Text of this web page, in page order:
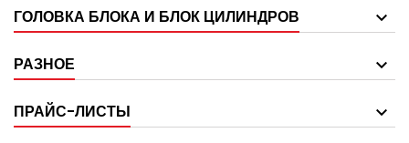
ГОЛОВКА БЛОКА И БЛОК ЦИЛИНДРОВ
РАЗНОЕ
ПРАЙС-ЛИСТЫ